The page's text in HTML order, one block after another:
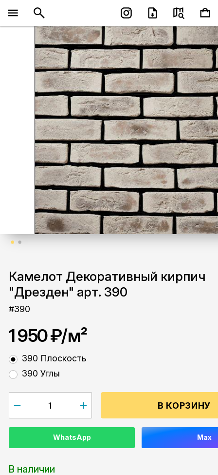
Камелот Декоративный кирпич
"Дрезден" арт. 390
#390
1 950 ₽/м²
390 Плоскость
390 Углы
В КОРЗИНУ
WhatsApp Max
В наличии